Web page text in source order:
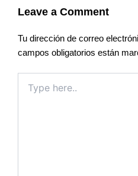
Leave a Comment
Tu dirección de correo
campos obligatorios están
here..